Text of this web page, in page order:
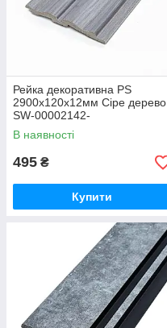
Рейка декоративна PS
2900х120х12мм Сіре дерево
SW-00002142-
В наявності
495 ₴
Купити